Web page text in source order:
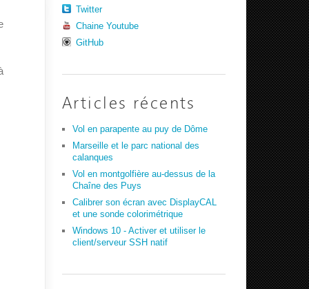
Twitter
Chaine Youtube
GitHub
Articles récents
Vol en parapente au puy de Dôme
Marseille et le parc national des
calanques
Vol en montgolfière au-dessus de la
Chaîne des Puys
Calibrer son écran avec DisplayCAL
et une sonde colorimétrique
Windows 10 - Activer et utiliser le
client/serveur SSH natif